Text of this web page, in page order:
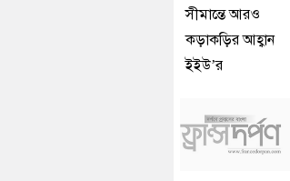
সীমান্তে আরও
কড়াকড়ির আহ্বান
ইইউ’র